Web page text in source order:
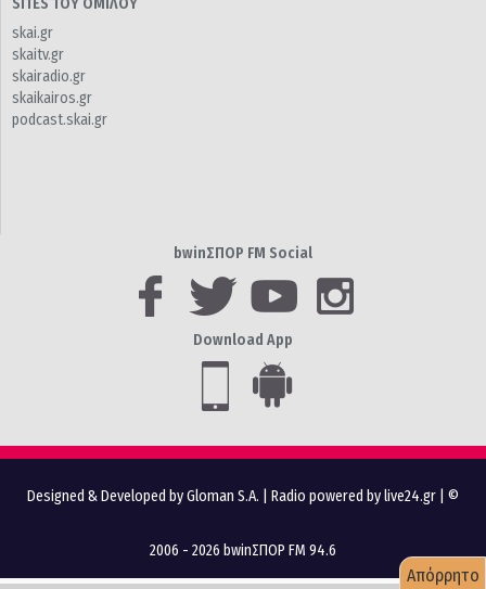
SITES ΤΟΥ ΟΜΙΛΟΥ
skai.gr
skaitv.gr
skairadio.gr
skaikairos.gr
podcast.skai.gr
bwinΣΠΟΡ FM Social
Download App
Designed & Developed by Gloman S.A. Radio powered by live24.gr | ©
2006 - 2026 bwinΣΠΟΡ FM 94.6
Απόρρητο